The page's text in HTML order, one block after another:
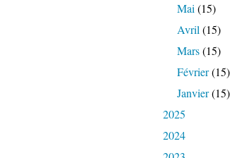
Mai (15)
Avril (15)
Mars(15)
Février(15)
Janvier(15)
2025
2024